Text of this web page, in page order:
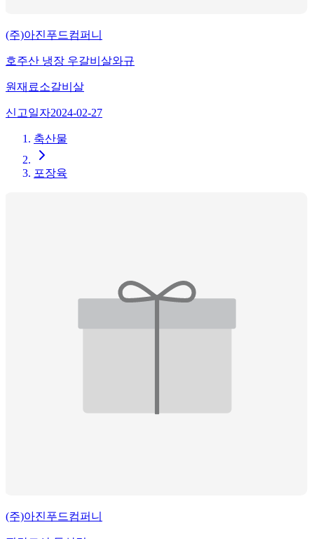
(주)아진푸드컴퍼니
호주산 냉장 우갈비살와규
원재료소갈비살
신고일자2024-02-27
축산물
포장육
(주)아진푸드컴퍼니